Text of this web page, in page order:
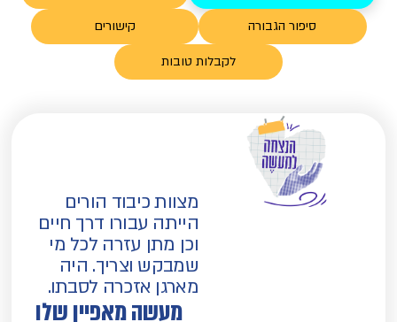
סיפור הגבורה קישורים
לקבלות טובות
מצוות כיבוד הורים
הייתה עבורו דרך חיים
וכן מתן עזרה לכל מי
שמבקש וצריך. היה
מארגן אזכרה לסבתו.
מעשה מאפיין שלו